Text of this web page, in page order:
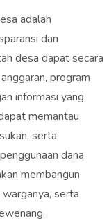
adalah
dan
desa dapat secara
program
informasi yang
memantau
serta
dana
membangun
serta